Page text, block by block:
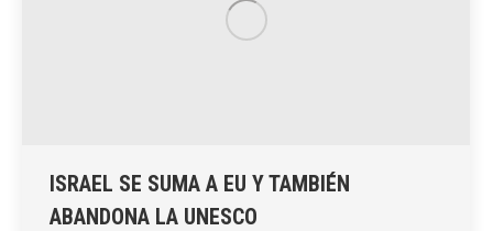
ISRAEL SE SUMA A EU Y TAMBIÉN
ABANDONA LA UNESCO